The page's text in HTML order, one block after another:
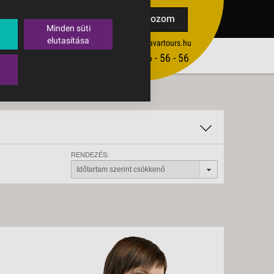
Feliratkozom
ertekesites@budavartours.hu
(+36­ 1) 3 - 56 - 56 - 56
TIPPEK
RENDEZÉS:
Időtartam szerint csökkenő
Minden süti
elutasítása